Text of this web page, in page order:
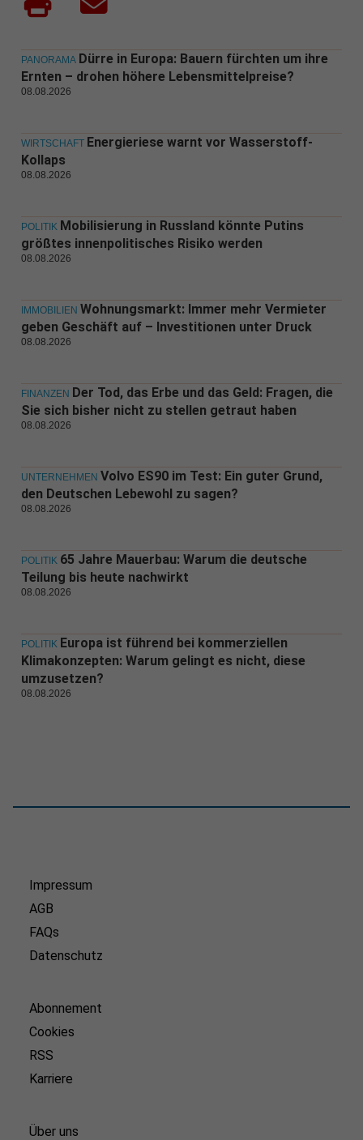
PANORAMA Dürre in Europa: Bauern fürchten um ihre
Ernten – drohen höhere Lebensmittelpreise?
08.08.2026
WIRTSCHAFT Energieriese warnt vor Wasserstoff-
Kollaps
08.08.2026
POLITIK Mobilisierung in Russland könnte Putins
größtes innenpolitisches Risiko werden
08.08.2026
IMMOBILIEN Wohnungsmarkt: Immer mehr Vermieter
geben Geschäft auf – Investitionen unter Druck
08.08.2026
FINANZEN Der Tod, das Erbe und das Geld: Fragen, die
Sie sich bisher nicht zu stellen getraut haben
08.08.2026
UNTERNEHMEN Volvo ES90 im Test: Ein guter Grund,
den Deutschen Lebewohl zu sagen?
08.08.2026
POLITIK 65 Jahre Mauerbau: Warum die deutsche
Teilung bis heute nachwirkt
08.08.2026
POLITIK Europa ist führend bei kommerziellen
Klimakonzepten: Warum gelingt es nicht, diese
umzusetzen?
08.08.2026
Impressum
AGB
FAQs
Datenschutz
Abonnement
Cookies
RSS
Karriere
Über uns